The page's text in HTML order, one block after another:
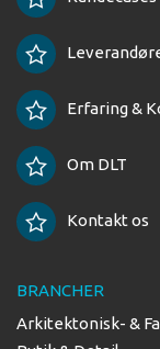
Erfaring &
Om DLT
Kontakt os
BRANCHER
Arkitektonisk- &